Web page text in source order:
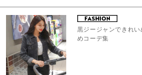
黒ジージャンできれ
めコーデ集